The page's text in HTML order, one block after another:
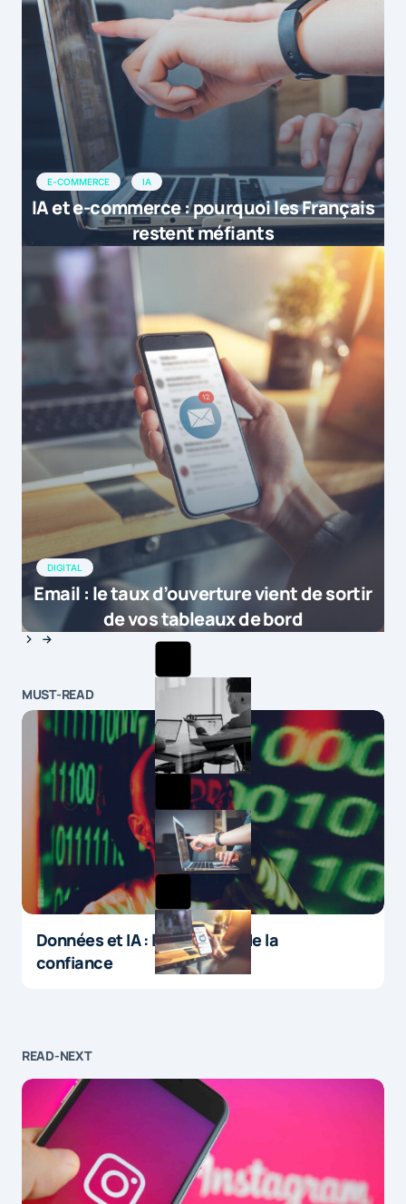
E-COMMERCE IA
IA et e-commerce : pourquoi les Français
restent méfiants
DIGITAL
Email : le taux d’ouverture vient de sortir
de vos tableaux de bord
MUST-READ
Données et IA : le paradoxe de la
confiance
READ-NEXT